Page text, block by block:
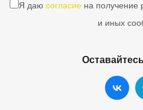
Я даю согласиена получение
и иных